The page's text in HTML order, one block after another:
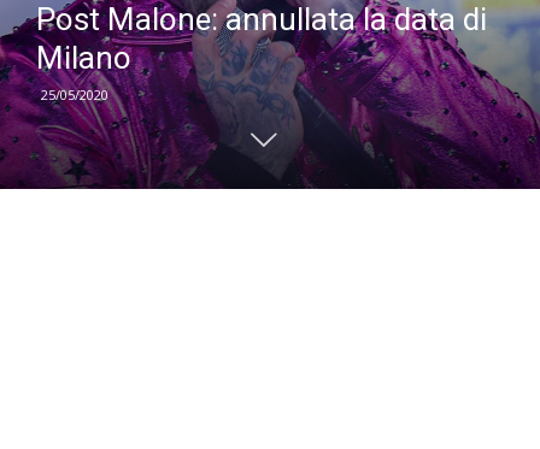
Post Malone: annullata la data di
Milano
25/05/2020